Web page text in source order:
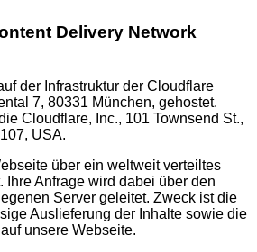
Delivery Network
der Infrastruktur der Cloudflare
7, 80331 München, gehostet.
Cloudflare, Inc., 101 Townsend St.,
USA.
über ein weltweit verteiltes
Ihre Anfrage wird dabei über den
Server geleitet. Zweck ist die
Auslieferung der Inhalte sowie die
unsere Webseite.